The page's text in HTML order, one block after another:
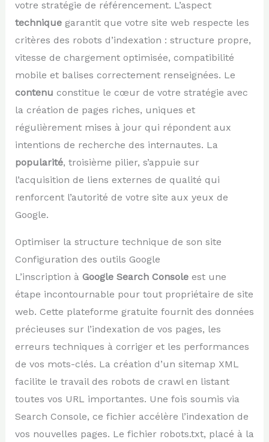
votre stratégie de référencement. L’aspect
techniquegarantit que votre site web respecte les
critères des robots d’indexation : structure propre,
vitesse de chargement optimisée, compatibilité
mobile et balises correctement renseignées. Le
contenu constitue le cœur de votre stratégie avec
la création de pages riches, uniques et
régulièrement mises à jour qui répondent aux
intentions de recherche des internautes. La
popularité, troisième pilier, s’appuie sur
l’acquisition de liens externes de qualité qui
renforcent l’autorité de votre site aux yeux de
Google.
Optimiser la structure technique de son site
Configuration des outils Google
L’inscription à Google Search Consoleest une
étape incontournable pour tout propriétaire de site
web. Cette plateforme gratuite fournit des données
précieuses sur l’indexation de vos pages, les
erreurs techniques à corriger et les performances
de vos mots-clés. La création d’un sitemap XML
facilite le travail des robots de crawl en listant
toutes vos URL importantes. Une fois soumis via
Search Console, ce fichier accélère l’indexation de
vos nouvelles pages. Le fichier robots.txt, placé à la